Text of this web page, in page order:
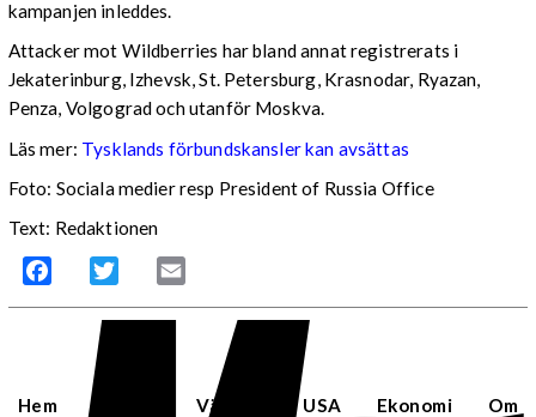
kampanjen inleddes.
Attacker mot Wildberries har bland annat registrerats i
Jekaterinburg, Izhevsk, St. Petersburg, Krasnodar, Ryazan,
Penza, Volgograd och utanför Moskva.
Läs mer: Tysklands förbundskansler kan avsättas
Foto: Sociala medier resp President of Russia Office
Text: Redaktionen
Facebook Twitter
Hem Världen USA Ekonomi Om